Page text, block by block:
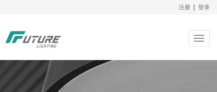
注册 登录